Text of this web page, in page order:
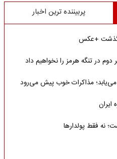
پربیننده ترین اخبار
+عکس
در تنگه هرمز را نخواهیم داد
می‌یابد؛ مذاکرات خوب پیش می‌رود
ایران
نه فقط پولدارها